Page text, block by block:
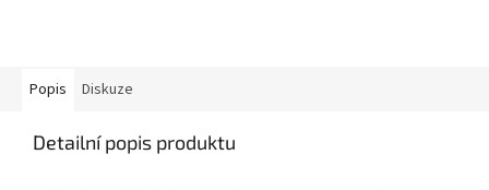
Popis Diskuze
Detailní popis produktu